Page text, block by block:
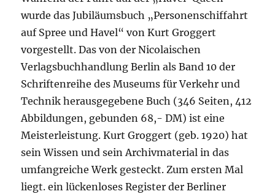
wurde das Jubiläumsbuch „Personenschiffahrt
auf Spree und Havel“ von Kurt Groggert
vorgestellt. Das von der Nicolaischen
Verlagsbuchhandlung Berlin als Band 10 der
Schriftenreihe des Museums für Verkehr und
Technik herausgegebene Buch (346 Seiten, 412
Abbildungen, gebunden 68,- DM) ist eine
Meisterleistung. Kurt Groggert (geb. 1920) hat
sein Wissen und sein Archivmaterial in das
umfangreiche Werk gesteckt. Zum ersten Mal
liegt. ein lückenloses Register der Berliner